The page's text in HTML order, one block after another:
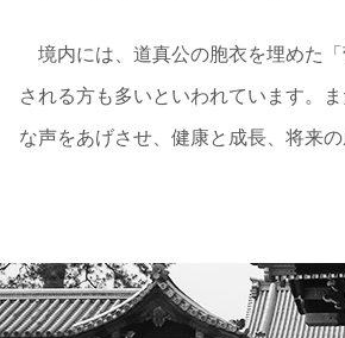
境内には、道真公の胞衣を埋めた
される方も多いといわれています。
な声をあげさせ、健康と成長、将来